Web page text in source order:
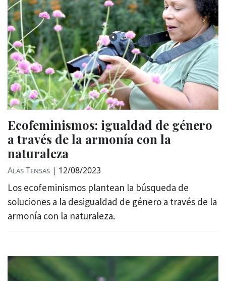
Ecofeminismos: igualdad de género
a través de la armonía con la
naturaleza
Alas Tensas | 12/08/2023
Los ecofeminismos plantean la búsqueda de
soluciones a la desigualdad de género a través de la
armonía con la naturaleza.